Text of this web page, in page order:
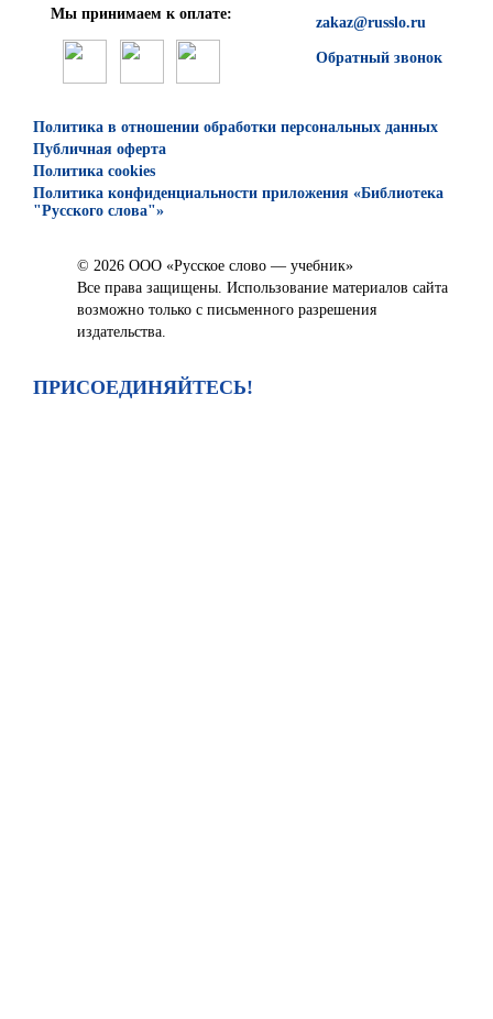
zakaz@russlo.ru
Обратный звонок
Мы принимаем к оплате:
Политика в отношении обработки персональных данных
Публичная оферта
Политика cookies
Политика конфиденциальности приложения «Библиотека
"Русского слова"»
© 2026 ООО «Русское слово — учебник»
Все права защищены. Использование материалов сайта
возможно только с письменного разрешения
издательства.
ПРИСОЕДИНЯЙТЕСЬ!